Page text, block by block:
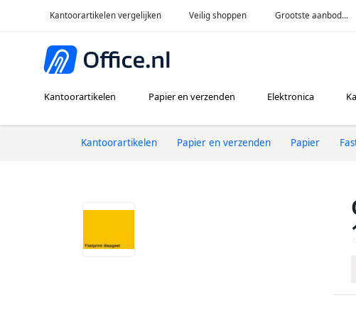
Kantoorartikelen vergelijken Veilig shoppen Grootste aanbod...
Kantoorartikelen Papier en verzenden Elektronica
Kantoorartikelen Papier en verzenden Papier